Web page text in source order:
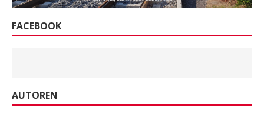
FACEBOOK
AUTOREN